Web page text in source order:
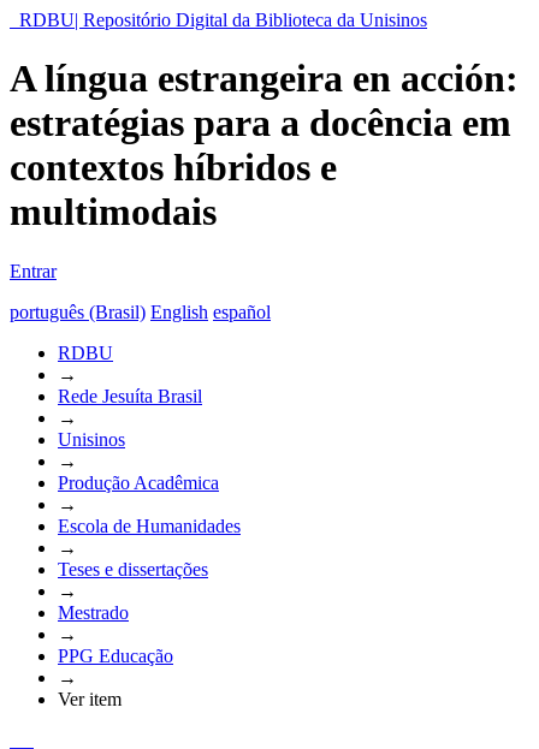
RDBU| Repositório Digital da Biblioteca da Unisinos
A língua estrangeira en acción:
estratégias para a docência em
contextos híbridos e
multimodais
Entrar
português (Brasil) English español
RDBU
→
Rede Jesuíta Brasil
→
Unisinos
→
Produção Acadêmica
→
Escola de Humanidades
→
Teses e dissertações
→
Mestrado
→
PPG Educação
→
Ver item